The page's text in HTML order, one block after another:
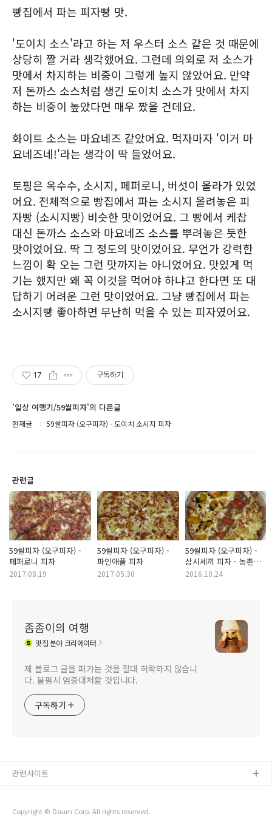
빵집에서 파는 피자빵 맛.
'도이치 소스'라고 하는 저 우스터 소스 같은 것 때문에
상당히 짤 거라 생각했어요. 그런데 의외로 저 소스가
맛에서 차지하는 비중이 그렇게 높지 않았어요. 만약
저 돈까스 소스처럼 생긴 도이치 소스가 맛에서 차지
하는 비중이 높았다면 매우 짰을 건데요.
화이트 소스는 마요네즈 같았어요. 먹자마자 '이거 마
요네즈네!'라는 생각이 딱 들었어요.
토핑은 옥수수, 소시지, 페퍼로니, 버섯이 올라가 있었
어요. 전체적으로 빵집에서 파는 소시지 올려놓은 피
자빵 (소시지빵) 비슷한 맛이었어요. 그 빵에서 케찹
대신 돈까스 소스와 마요네즈 소스를 뿌려놓은 듯한
맛이었어요. 딱 그 정도의 맛이었어요. 무언가 강력한
느낌이 확 오는 그런 맛까지는 아니었어요. 맛있게 먹
기는 했지만 왜 꼭 이것을 먹어야 하냐고 한다면 또 대
답하기 어려운 그런 맛이었어요. 그냥 빵집에서 파는
소시지빵 좋아하면 무난히 먹을 수 있는 피자였어요.
17 구독하기
'일상 여행기/59쌀피자'의 다른글
현재글 59쌀피자 (오구피자) - 도이치 소시지 피자
관련글
59쌀피자 (오구피자) -
페퍼로니 피자
2017.08.19
59쌀피자 (오구피자) -
파인애플 피자
2017.05.30
59쌀피자 (오구피자) -
삼시세끼 피자 - 농촌
피자
2016.10.24
좀좀이의 여행
맛집분야 크리에이터
제 블로그 글을 퍼가는 것을 절대 허락하지 않습니
다. 불펌시 엄중대처할 것입니다.
구독하기
Copyright © Daum Corp. All rights reserved.
관련사이트